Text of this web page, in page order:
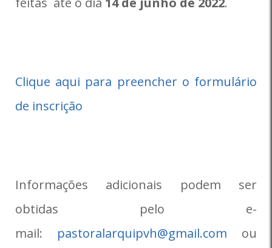
Clique aqui para preencher o formulário
de inscrição
Informações adicionais podem ser
obtidas pelo e-
mail: pastoralarquipvh@gmail.com ou